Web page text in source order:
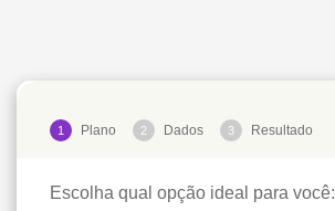
1 Plano 2 Dados 3 Resultado
Escolha qual opção ideal para você: